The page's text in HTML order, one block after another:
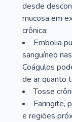
desde
mucosa em
crônica;
Embolia
sanguíneo
Coágulos
de ar quanto
Tosse
Faringite,
e regiões